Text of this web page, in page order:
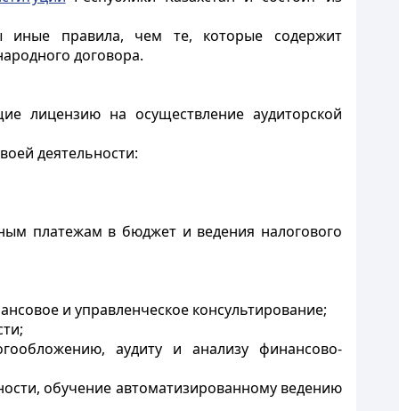
иные правила, чем те, которые содержит
договора.
лицензию на осуществление аудиторской
деятельности:
платежам в бюджет и ведения налогового
и управленческое консультирование;
аудиту и анализу финансово-
обучение автоматизированному ведению